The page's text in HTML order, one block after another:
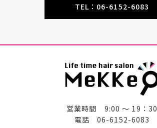
TEL：06-6152-6083
営業時間 9:00 〜 19：30
電話 06-6152-6083